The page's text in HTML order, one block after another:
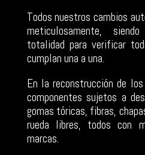
Todos nuestros cambios
meticulosamente,
totalidad para verificar
cumplan una a una.
En la reconstrucción de
componentes sujetos a
gomas tóricas, fibras,
rueda libres, todos con
marcas.